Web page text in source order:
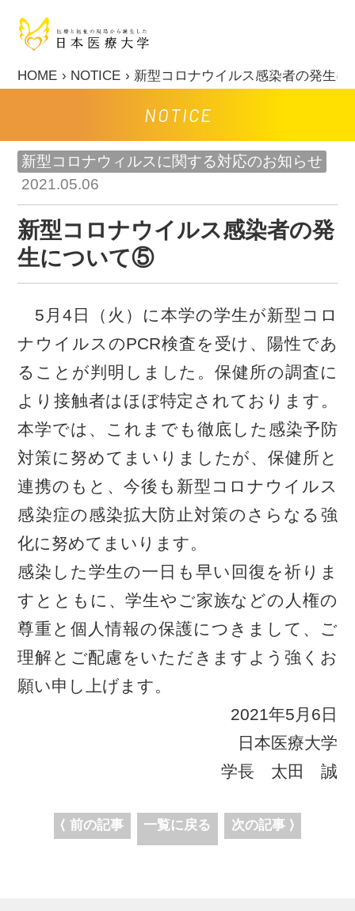
HOME NOTICE 新型コロナウイルス感染者の発生
NOTICE
新型コロナウィルスに関する対応のお知らせ
2021.05.06
新型コロナウイルス感染者の発
生について⑤
5月4日（火）に本学の学生が新型コロ
ナウイルスのPCR検査を受け、陽性であ
ることが判明しました。保健所の調査に
より接触者はほぼ特定されております。
本学では、これまでも徹底した感染予防
対策に努めてまいりましたが、保健所と
連携のもと、今後も新型コロナウイルス
感染症の感染拡大防止対策のさらなる強
化に努めてまいります。
感染した学生の一日も早い回復を祈りま
すとともに、学生やご家族などの人権の
尊重と個人情報の保護につきまして、ご
理解とご配慮をいただきますよう強くお
願い申し上げます。
2021年5月6日
日本医療大学
学長 太田 誠
⟨ 前の記事 一覧に戻る 次の記事 ⟩